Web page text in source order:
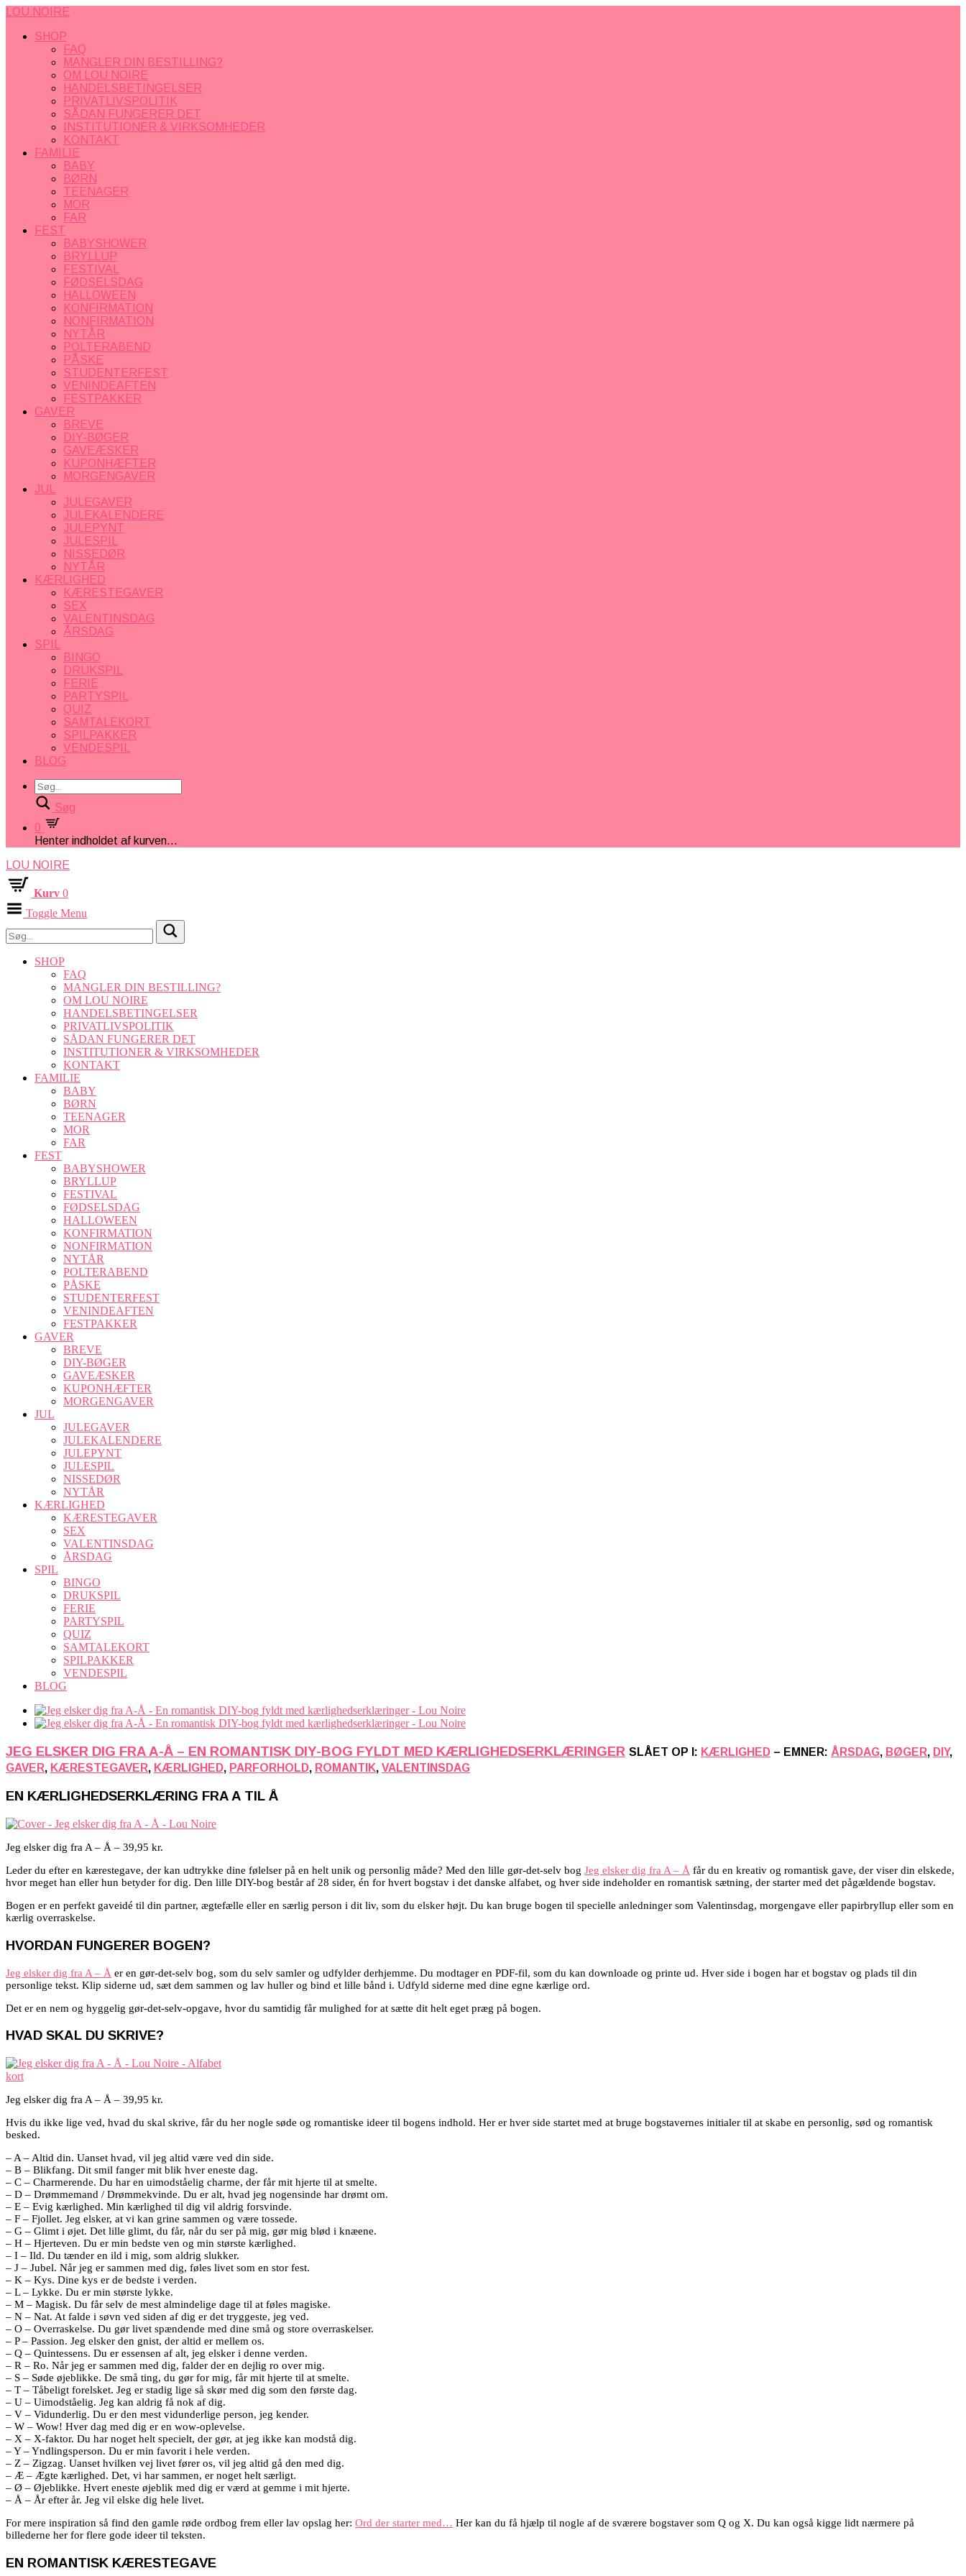
LOU NOIRE
SHOP
FAQ
MANGLER DIN BESTILLING?
OM LOU NOIRE
HANDELSBETINGELSER
PRIVATLIVSPOLITIK
SÅDAN FUNGERER DET
INSTITUTIONER & VIRKSOMHEDER
KONTAKT
FAMILIE
BABY
BØRN
TEENAGER
MOR
FAR
FEST
BABYSHOWER
BRYLLUP
FESTIVAL
FØDSELSDAG
HALLOWEEN
KONFIRMATION
NONFIRMATION
NYTÅR
POLTERABEND
PÅSKE
STUDENTERFEST
VENINDEAFTEN
FESTPAKKER
GAVER
BREVE
DIY-BØGER
GAVEÆSKER
KUPONHÆFTER
MORGENGAVER
JUL
JULEGAVER
JULEKALENDERE
JULEPYNT
JULESPIL
NISSEDØR
NYTÅR
KÆRLIGHED
KÆRESTEGAVER
SEX
VALENTINSDAG
ÅRSDAG
SPIL
BINGO
DRUKSPIL
FERIE
PARTYSPIL
QUIZ
SAMTALEKORT
SPILPAKKER
VENDESPIL
BLOG
Søg
0
Henter indholdet af kurven...
LOU NOIRE
Kurv 0
Toggle Menu
SHOP
FAQ
MANGLER DIN BESTILLING?
OM LOU NOIRE
HANDELSBETINGELSER
PRIVATLIVSPOLITIK
SÅDAN FUNGERER DET
INSTITUTIONER & VIRKSOMHEDER
KONTAKT
FAMILIE
BABY
BØRN
TEENAGER
MOR
FAR
FEST
BABYSHOWER
BRYLLUP
FESTIVAL
FØDSELSDAG
HALLOWEEN
KONFIRMATION
NONFIRMATION
NYTÅR
POLTERABEND
PÅSKE
STUDENTERFEST
VENINDEAFTEN
FESTPAKKER
GAVER
BREVE
DIY-BØGER
GAVEÆSKER
KUPONHÆFTER
MORGENGAVER
JUL
JULEGAVER
JULEKALENDERE
JULEPYNT
JULESPIL
NISSEDØR
NYTÅR
KÆRLIGHED
KÆRESTEGAVER
SEX
VALENTINSDAG
ÅRSDAG
SPIL
BINGO
DRUKSPIL
FERIE
PARTYSPIL
QUIZ
SAMTALEKORT
SPILPAKKER
VENDESPIL
BLOG
JEG ELSKER DIG FRA A-Å – EN ROMANTISK DIY-BOG FYLDT MED KÆRLIGHEDSERKLÆRINGER SLÅET OP I: KÆRLIGHED – EMNER: ÅRSDAG, BØGER, DIY,
GAVER, KÆRESTEGAVER, KÆRLIGHED, PARFORHOLD, ROMANTIK, VALENTINSDAG
EN KÆRLIGHEDSERKLÆRING FRA A TIL Å
Jeg elsker dig fra A – Å – 39,95 kr.
Leder du efter en kærestegave, der kan udtrykke dine følelser på en helt unik og personlig måde? Med den lille gør-det-selv bog Jeg elsker dig fra A – Å får du en kreativ og romantisk gave, der viser din elskede,
hvor meget han eller hun betyder for dig. Den lille DIY-bog består af 28 sider, én for hvert bogstav i det danske alfabet, og hver side indeholder en romantisk sætning, der starter med det pågældende bogstav.
Bogen er en perfekt gaveidé til din partner, ægtefælle eller en særlig person i dit liv, som du elsker højt. Du kan bruge bogen til specielle anledninger som Valentinsdag, morgengave eller papirbryllup eller som en
kærlig overraskelse.
HVORDAN FUNGERER BOGEN?
Jeg elsker dig fra A – Å er en gør-det-selv bog, som du selv samler og udfylder derhjemme. Du modtager en PDF-fil, som du kan downloade og printe ud. Hver side i bogen har et bogstav og plads til din
personlige tekst. Klip siderne ud, sæt dem sammen og lav huller og bind et lille bånd i. Udfyld siderne med dine egne kærlige ord.
Det er en nem og hyggelig gør-det-selv-opgave, hvor du samtidig får mulighed for at sætte dit helt eget præg på bogen.
HVAD SKAL DU SKRIVE?
Jeg elsker dig fra A – Å – 39,95 kr.
Hvis du ikke lige ved, hvad du skal skrive, får du her nogle søde og romantiske ideer til bogens indhold. Her er hver side startet med at bruge bogstavernes initialer til at skabe en personlig, sød og romantisk
besked.
– A – Altid din. Uanset hvad, vil jeg altid være ved din side.
– B – Blikfang. Dit smil fanger mit blik hver eneste dag.
– C – Charmerende. Du har en uimodståelig charme, der får mit hjerte til at smelte.
– D – Drømmemand / Drømmekvinde. Du er alt, hvad jeg nogensinde har drømt om.
– E – Evig kærlighed. Min kærlighed til dig vil aldrig forsvinde.
– F – Fjollet. Jeg elsker, at vi kan grine sammen og være tossede.
– G – Glimt i øjet. Det lille glimt, du får, når du ser på mig, gør mig blød i knæene.
– H – Hjerteven. Du er min bedste ven og min største kærlighed.
– I – Ild. Du tænder en ild i mig, som aldrig slukker.
– J – Jubel. Når jeg er sammen med dig, føles livet som en stor fest.
– K – Kys. Dine kys er de bedste i verden.
– L – Lykke. Du er min største lykke.
– M – Magisk. Du får selv de mest almindelige dage til at føles magiske.
– N – Nat. At falde i søvn ved siden af dig er det tryggeste, jeg ved.
– O – Overraskelse. Du gør livet spændende med dine små og store overraskelser.
– P – Passion. Jeg elsker den gnist, der altid er mellem os.
– Q – Quintessens. Du er essensen af alt, jeg elsker i denne verden.
– R – Ro. Når jeg er sammen med dig, falder der en dejlig ro over mig.
– S – Søde øjeblikke. De små ting, du gør for mig, får mit hjerte til at smelte.
– T – Tåbeligt forelsket. Jeg er stadig lige så skør med dig som den første dag.
– U – Uimodståelig. Jeg kan aldrig få nok af dig.
– V – Vidunderlig. Du er den mest vidunderlige person, jeg kender.
– W – Wow! Hver dag med dig er en wow-oplevelse.
– X – X-faktor. Du har noget helt specielt, der gør, at jeg ikke kan modstå dig.
– Y – Yndlingsperson. Du er min favorit i hele verden.
– Z – Zigzag. Uanset hvilken vej livet fører os, vil jeg altid gå den med dig.
– Æ – Ægte kærlighed. Det, vi har sammen, er noget helt særligt.
– Ø – Øjeblikke. Hvert eneste øjeblik med dig er værd at gemme i mit hjerte.
– Å – År efter år. Jeg vil elske dig hele livet.
For mere inspiration så find den gamle røde ordbog frem eller lav opslag her: Ord der starter med… Her kan du få hjælp til nogle af de sværere bogstaver som Q og X. Du kan også kigge lidt nærmere på
billederne her for flere gode ideer til teksten.
EN ROMANTISK KÆRESTEGAVE